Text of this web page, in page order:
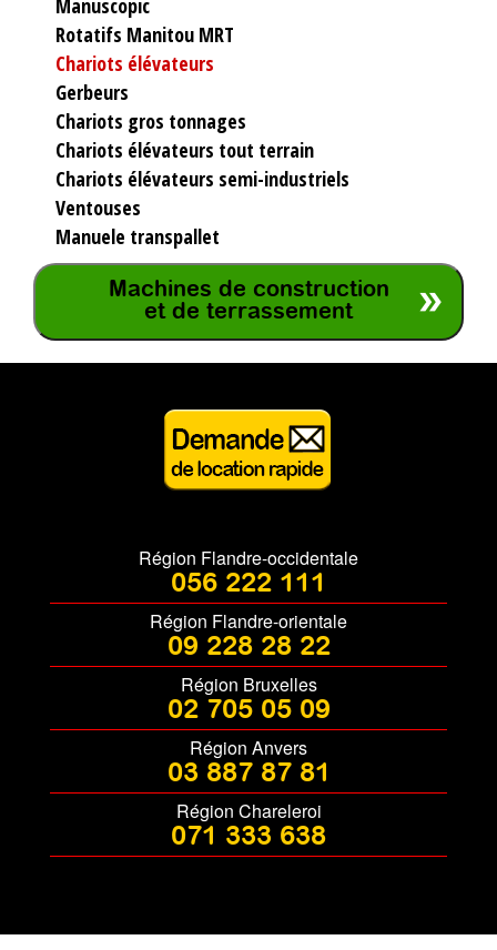
Manuscopic
Rotatifs Manitou MRT
Chariots élévateurs
Gerbeurs
Chariots gros tonnages
Chariots élévateurs tout terrain
Chariots élévateurs semi-industriels
Ventouses
Manuele transpallet
Machines de construction
et de terrassement
Région Flandre-occidentale
056 222 111
Région Flandre-orientale
09 228 28 22
Région Bruxelles
02 705 05 09
Région Anvers
03 887 87 81
Région Chareleroi
071 333 638